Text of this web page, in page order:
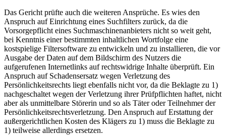
Das Gericht prüfte auch die weiteren Ansprüche. Es wies den
Anspruch auf Einrichtung eines Suchfilters zurück, da die
Vorsorgepflicht eines Suchmaschinenanbieters nicht so weit geht,
bei Kenntnis einer bestimmten inhaltlichen Wortfolge eine
kostspielige Filtersoftware zu entwickeln und zu installieren, die vor
Ausgabe der Daten auf dem Bildschirm des Nutzers die
aufgerufenen Internetlinks auf rechtswidrige Inhalte überprüft. Ein
Anspruch auf Schadensersatz wegen Verletzung des
Persönlichkeitsrechts liegt ebenfalls nicht vor, da die Beklagte zu 1)
nachgeschaltet wegen der Verletzung ihrer Prüfpflichten haftet, nicht
aber als unmittelbare Störerin und so als Täter oder Teilnehmer der
Persönlichkeitsrechtsverletzung. Den Anspruch auf Erstattung der
außergerichtlichen Kosten des Klägers zu 1) muss die Beklagte zu
1) teilweise allerdings ersetzen.